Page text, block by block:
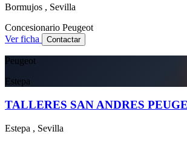
Bormujos , Sevilla
Concesionario Peugeot
Ver ficha
Contactar
Peugeot
Estepa
TALLERES SAN ANDRES
Estepa , Sevilla